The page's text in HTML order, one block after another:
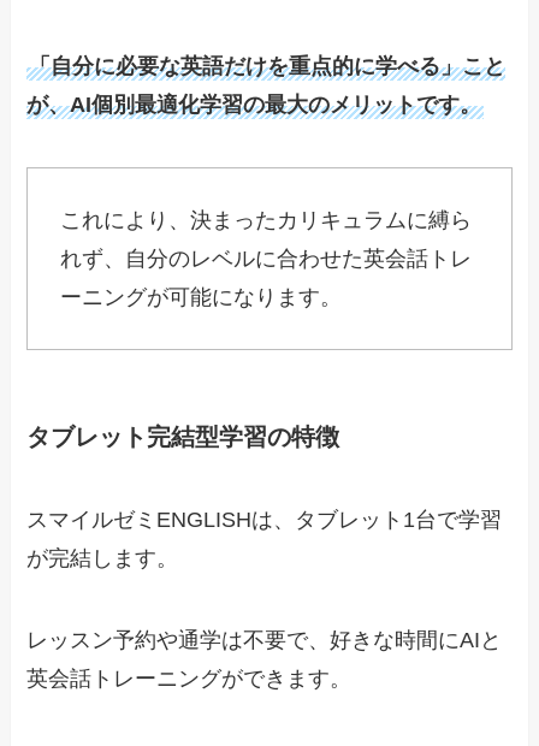
「自分に必要な英語だけを重点的に学べる」こと
が、AI個別最適化学習の最大のメリットです。
これにより、決まったカリキュラムに縛ら
れず、自分のレベルに合わせた英会話トレ
ーニングが可能になります。
タブレット完結型学習の特徴
スマイルゼミENGLISHは、タブレット1台で学習
が完結します。
レッスン予約や通学は不要で、好きな時間にAIと
英会話トレーニングができます。